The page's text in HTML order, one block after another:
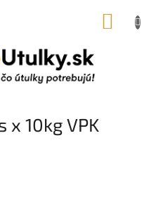
x 10kg VPK